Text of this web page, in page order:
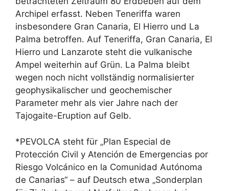
Archipel erfasst. Neben Teneriffa waren
insbesondere Gran Canaria, El Hierro und La
Palma betroffen. Auf Teneriffa, Gran Canaria, El
Hierro und Lanzarote steht die vulkanische
Ampel weiterhin auf Grün. La Palma bleibt
wegen noch nicht vollständig normalisierter
geophysikalischer und geochemischer
Parameter mehr als vier Jahre nach der
Tajogaite-Eruption auf Gelb.
*PEVOLCA steht für „Plan Especial de
Protección Civil y Atención de Emergencias por
Riesgo Volcánico en la Comunidad Autónoma
de Canarias“ – auf Deutsch etwa „Sonderplan